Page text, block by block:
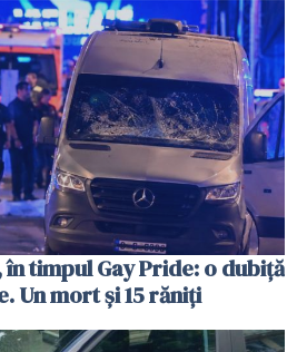
timpul Gay Pride: o dubiță
Un mort și 15 răniți